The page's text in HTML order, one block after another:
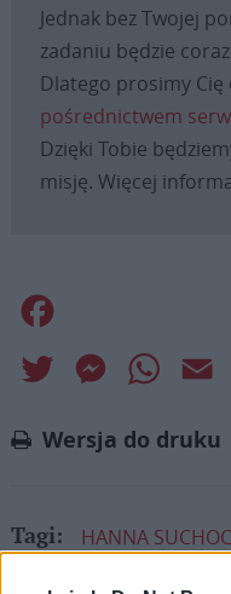
Jednak bez Twojej
zadaniu będzie
Dlatego prosimy Cię
pośrednictwem
Dzięki Tobie
misję. Więcej
Twitter Messenger
Wersja do druku
Tagi: HANNA